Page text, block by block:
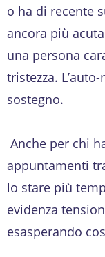
o ha di recente
ancora più
una persona
tristezza.
sostegno.
Anche per chi
appuntamenti
lo stare più
evidenza
esasperando